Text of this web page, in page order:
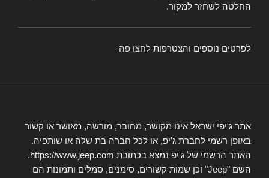
החלטה לשחזר למקור.
לפרטים נוספים והצטרפות לחצו פה
אתר ג'יפי ישראל אינו מקושר, מחובר, מורשה, מאושר או קשור
באופן רשמי לחברת ג'יפ, או לכל חברה בת שלה או שותפיה.
האתר הרשמי של ג'יפ נמצא בכתובת https://www.jeep.com.
השם "Jeep" וכן שמות קשורים, סימנים, סמלים ותמונות הם